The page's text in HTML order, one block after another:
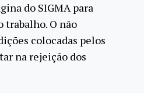
do SIGMA para
trabalho. O não
colocadas pelos
na rejeição dos